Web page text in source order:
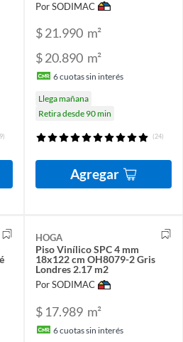
Por SODIMAC
$ 21.990 m²
$ 20.890 m²
6cuotas sin interés
Llega mañana
Retira desde 90 min
(24)
Agregar
HOGA
Piso Vinílico SPC 4 mm
18x122 cm OH8079-2 Gris
Londres 2.17 m2
Por SODIMAC
$ 17.989 m²
6cuotas sin interés